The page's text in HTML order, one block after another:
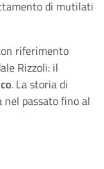
di mutilati
riferimento
Rizzoli: il
. La storia di
nel passato fino al